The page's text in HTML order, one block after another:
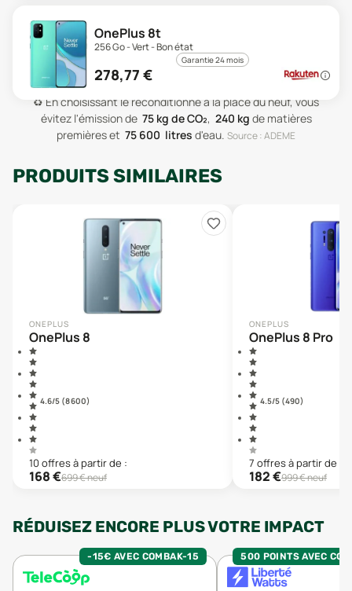
OnePlus 8t
256 Go - Vert - Bon état
Garantie 24 mois
278,77 €
♻️ En choisissant le reconditionné à la place du neuf, vous
évitez l'émission de 75 kg de CO₂, 240 kg de matières
premièreset 75 600 litres d'eau. Source : ADEME
PRODUITS SIMILAIRES
ONEPLUS
OnePlus 8
4.6/5 (8 600)
10 offresà partir de :
168€699€ neuf
ONEPLUS
OnePlus 8 Pro
4.5/5 (490)
7 offresà partir de :
182€999€ neuf
RÉDUISEZ ENCORE PLUS VOTRE IMPACT
-15€ AVEC COMBAK-15 500 POINTS AVEC